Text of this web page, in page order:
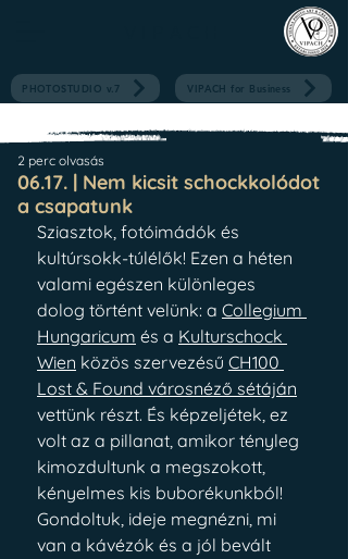
PHOTOSTUDIO v.7 VIPACH for Business
06.17. | Nem kicsit schockkolódot
a csapatunk
2 perc olvasás
Sziasztok, fotóimádók és
kultúrsokk-túlélők! Ezen a héten
valami egészen különleges
dolog történt velünk: a Collegium
Hungaricum és a Kulturschock
Wien közös szervezésű CH100
Lost & Found városnéző sétáján
vettünk részt. És képzeljétek, ez
volt az a pillanat, amikor tényleg
kimozdultunk a megszokott,
kényelmes kis buborékunkból!
Gondoltuk, ideje megnézni, mi
van a kávézók és a jól bevált